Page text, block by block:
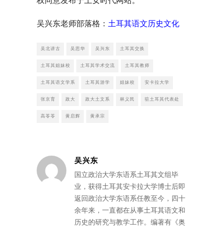
吴兴东老师部落格： 土耳其语文历史文化
吴北讲古 吴思华 吴兴东 土耳其交换
土耳其姐妹校 土耳其学术交流 土耳其教师
土耳其语文学系 土耳其游学 姐妹校 安卡拉大学
张京育 政大 政大土文系 林义民 驻土耳其代表处
高苓苓 黄启辉 黄承宗
吴兴东
国立政治大学东语系土耳其文组毕
业，获得土耳其安卡拉大学博士后即
返回政治大学东语系任教至今，四十
余年来，一直都在从事土耳其语文和
历史的研究与教学工作。编著有《奥